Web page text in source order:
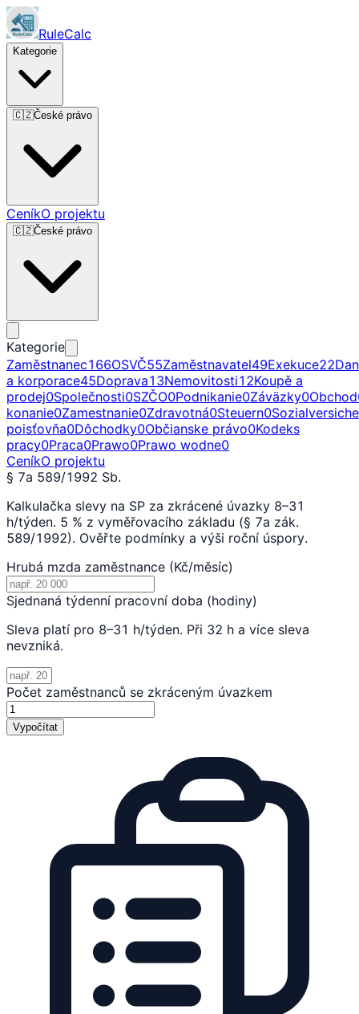
RuleCalc
Kategorie
🇨🇿České právo
CeníkO projektu
🇨🇿České právo
Kategorie
Zaměstnanec166OSVČ55Zaměstnavatel49Exekuce22
a korporace45Doprava13Nemovitosti12Koupě a
prodej0Společnosti0SZČO0Podnikanie0Záväzky0Obchod
konanie0Zamestnanie0Zdravotná0Steuern0
poisťovňa0Dôchodky0Občianske právo0Kodeks
pracy0Praca0Prawo0Prawo wodne0
CeníkO projektu
§ 7a 589/1992 Sb.
Kalkulačka slevy na SP za zkrácené úvazky 8–31
h/týden. 5 % z vyměřovacího základu (§ 7a zák.
589/1992). Ověřte podmínky a výši roční úspory.
Hrubá mzda zaměstnance (Kč/měsíc)
Sjednaná týdenní pracovní doba (hodiny)
Sleva platí pro 8–31 h/týden. Při 32 h a více sleva
nevzniká.
Počet zaměstnanců se zkráceným úvazkem
Vypočítat